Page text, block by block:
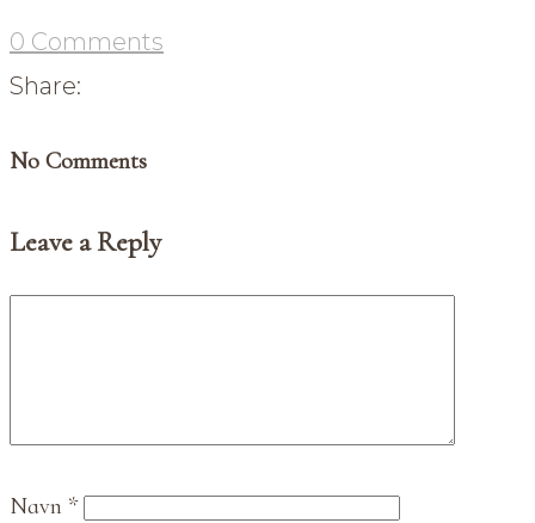
0 Comments
Share:
No Comments
Leave a Reply
Navn *